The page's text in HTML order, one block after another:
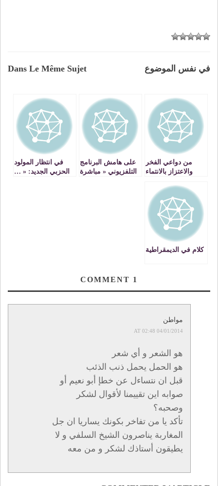
Dans Le Même Sujet في نفس الموضوع
من دواعي الفخر
والاعتزاز بالانتماء
على هامش البرنامج
التلفزيوني « مباشرة
في انتظار المولود
الحزبي الجديد: « …
كلام في الديمقراطية
1
مواطن
04/01/2014 AT 02:48
هو الشعر و أي شعر
هو الحمل يحمل ذنب الذئب
قبل ان نتساءل عن خطإ أبو نعيم أو
صوابه اين تقييمنا لأقوال لشكر
وصحبه؟
تأكد يا من تفاخر بكونك يساريا ان جل
المغاربة يناصرون الشيخ السلفي و لا
يطيقون أستاذك لشكر و من معه